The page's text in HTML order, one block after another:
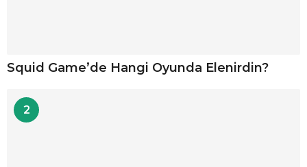
Squid Game’de Hangi Oyunda Elenirdin?
2